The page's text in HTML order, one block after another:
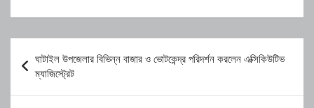
navigation
ঘাটাইল উপজেলার বিভিন্ন বাজার ও ভোটকেন্দ্র পরিদর্শন করলেন এক্সিকিউটিভ
ম্যাজিস্ট্রেট